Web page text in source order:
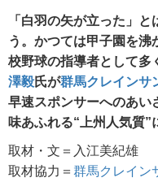
「白羽の矢が立った」
う。かつては甲子園を沸
校野球の指導者として多
澤毅氏が群馬クレインサ
早速スポンサーへのあい
味あふれる“上州人気質”
取材・文＝入江美紀雄
取材協力＝ 群馬クレイン